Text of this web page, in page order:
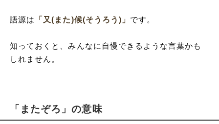
語源は 「又(また)候(そうろう)」 です。
知っておくと、みんなに自慢できるような言葉かも
しれません。
「またぞろ」の意味